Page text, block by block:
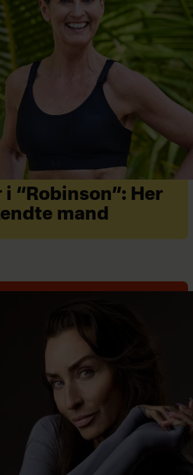
i “Robinson”: Her
mand